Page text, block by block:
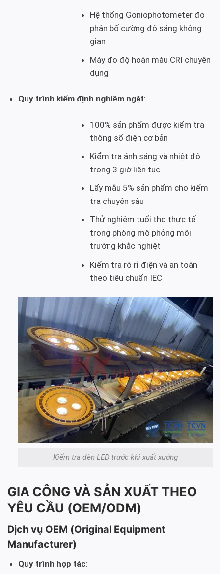
Hệ thống Goniophotometer đo
phân bố cường độ sáng không
gian
Máy đo độ hoàn màu CRI chuyên
dụng
Quy trình kiểm định nghiêm ngặt:
100% sản phẩm được kiểm tra
thông số điện cơ bản
Kiểm tra ánh sáng và nhiệt độ
trong 3 giờ liên tục
Lấy mẫu 5% sản phẩm cho kiểm
tra chuyên sâu
Thử nghiệm tuổi thọ thực tế
trong phòng mô phỏng môi
trường khắc nghiệt
Kiểm tra rò rỉ điện và an toàn
theo tiêu chuẩn IEC
Kiểm tra đèn LED trước khi xuất xưởng
GIA CÔNG VÀ SẢN XUẤT THEO
YÊU CẦU (OEM/ODM)
Dịch vụ OEM (Original Equipment
Manufacturer)
Quy trình hợp tác: